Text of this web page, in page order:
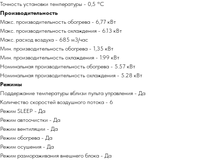
Точность установки температуры - 0,5 °С
Производительность
Макс. производительность обогрева - 6,77 кВт
Макс. производительность охлаждения - 6.13 кВт
Макс. расход воздуха - 685 м3/час
Мин. производительность обогрева - 1,35 кВт
Мин. производительность охлаждения - 1.99 кВт
Номинальная производительность обогрева - 5.57 кВт
Номинальная производительность охлаждения - 5.28 кВт
Режимы
Поддержание температуры вблизи пульта управления - Да
Количество скоростей воздушного потока - 6
Режим SLEEP - Да
Режим автоочистки - Да
Режим вентиляции - Да
Режим обогрева - Да
Режим осушения - Да
Режим размораживания внешнего блока - Да